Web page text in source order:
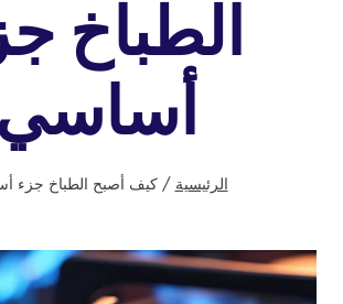
الطباخ
الرئيسية / كيف أصبح الطباخ جزء